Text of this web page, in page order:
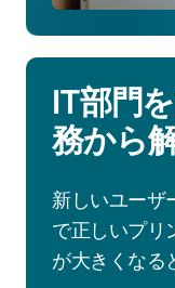
IT部門
務から
新しいユーザ
で正しいプリ
が大きくなる